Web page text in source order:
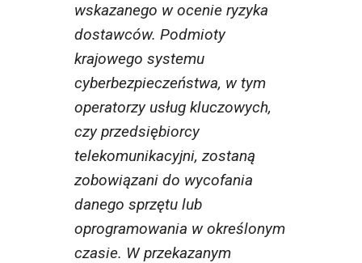
wskazanego w ocenie ryzyka
dostawców. Podmioty
krajowego systemu
cyberbezpieczeństwa, w tym
operatorzy usług kluczowych,
czy przedsiębiorcy
telekomunikacyjni, zostaną
zobowiązani do wycofania
danego sprzętu lub
oprogramowania w określonym
czasie. W przekazanym